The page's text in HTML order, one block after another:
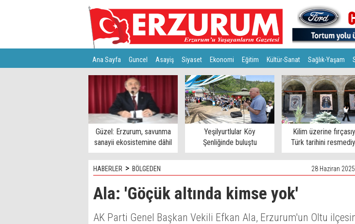
Ana Sayfa Guncel Asayiş Siyaset Ekonomi Eğitim Kültür-Sanat Sağlık-Yaşam
Teknoloji
Güzel: Erzurum, savunma
sanayii ekosistemine dâhil
edilmeli
Yeşilyurtlular Köy
Şenliğinde buluştu
Kilim üzerine
Türk tarihini
HABERLER > BÖLGEDEN 28 Haziran
Ala: 'Göçük altında kimse yok'
AK Parti Genel Başkan Vekili Efkan Ala, Erzurum'un Oltu